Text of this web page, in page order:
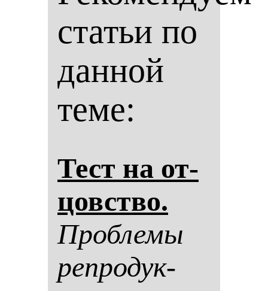
статьи по
данной
теме:
Тест на от­
цовство.
Проб­ле­мы
реп­ро­дук­